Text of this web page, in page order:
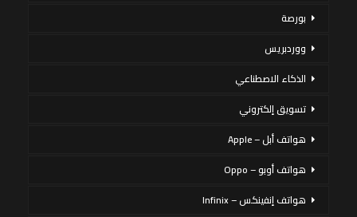
بورصة
ووردبريس
الذكاء الاصطناعي
تسويق إلكتروني
هواتف أبل – Apple
هواتف أوبو – Oppo
هواتف إنفينكس – Infinix